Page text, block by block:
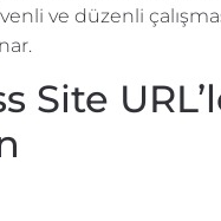
ve düzenli
Site